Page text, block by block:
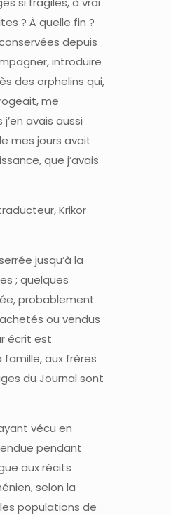
? À quelle fin ?
depuis
introduire
des orphelins qui,
me
avais aussi
mes jours avait
que j’avais
Krikor
jusqu’à la
; quelques
probablement
ou vendus
écrit est
aux frères
du Journal sont
vécu en
pendant
aux récits
selon la
populations de